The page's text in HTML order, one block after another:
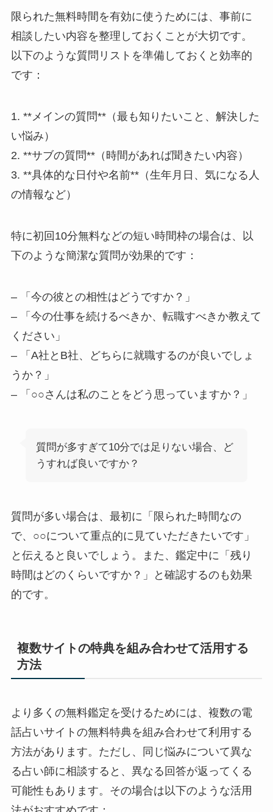
限られた無料時間を有効に使うためには、事前に
相談したい内容を整理しておくことが大切です。
以下のような質問リストを準備しておくと効率的
です：
1. **メインの質問**（最も知りたいこと、解決した
い悩み）
2. **サブの質問**（時間があれば聞きたい内容）
3. **具体的な日付や名前**（生年月日、気になる人
の情報など）
特に初回10分無料などの短い時間枠の場合は、以
下のような簡潔な質問が効果的です：
– 「今の彼との相性はどうですか？」
– 「今の仕事を続けるべきか、転職すべきか教えて
ください」
– 「A社とB社、どちらに就職するのが良いでしょ
うか？」
– 「○○さんは私のことをどう思っていますか？」
質問が多すぎて10分では足りない場合、ど
うすれば良いですか？
質問が多い場合は、最初に「限られた時間なの
で、○○について重点的に見ていただきたいです」
と伝えると良いでしょう。また、鑑定中に「残り
時間はどのくらいですか？」と確認するのも効果
的です。
複数サイトの特典を組み合わせて活用する
方法
より多くの無料鑑定を受けるためには、複数の電
話占いサイトの無料特典を組み合わせて利用する
方法があります。ただし、同じ悩みについて異な
る占い師に相談すると、異なる回答が返ってくる
可能性もあります。その場合は以下のような活用